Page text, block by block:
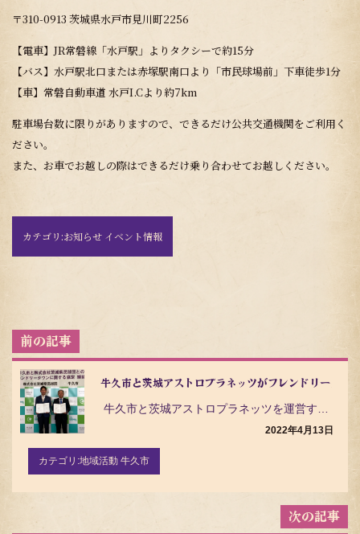
〒310-0913 茨城県水戸市見川町2256
【電車】JR常磐線「水戸駅」よりタクシーで約15分
【バス】水戸駅北口または赤塚駅南口より「市民球場前」下車徒歩1分
【車】常磐自動車道 水戸I.Cより約7km
駐車場台数に限りがありますので、できるだけ公共交通機関をご利用く
ださい。
また、お車でお越しの際はできるだけ乗り合わせてお越しください。
カテゴリ:お知らせ イベント情報
投
稿
ナ
ビ
ゲ
ー
シ
牛久市と茨城アストロプラネッツがフレンドリータウ
2022年4月13日
カテゴリ:地域活動 牛久市